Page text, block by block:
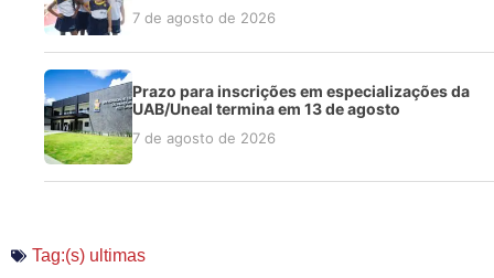
7 de agosto de 2026
Prazo para inscrições em especializações da
UAB/Uneal termina em 13 de agosto
7 de agosto de 2026
Tag:(s) ultimas